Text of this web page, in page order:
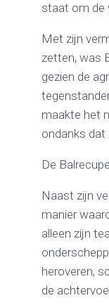
staat om de
Met zijn
zetten, was
gezien de
maakte het
ondanks
De
Naast zijn
manier
alleen zijn
heroveren,
de